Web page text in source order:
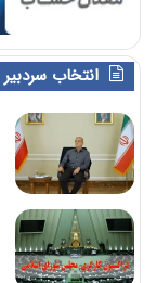
انتخاب سردبیر